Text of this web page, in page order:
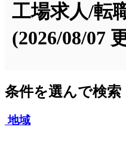
工場求人/転
(2026/08/07
条件を選んで検索
地域